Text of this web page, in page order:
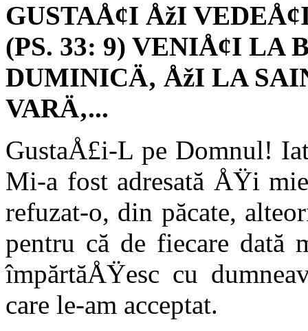
GUSTAÅ¢I ÅžI
(PS. 33: 9) VENIÅ¢I LA
DUMINICÄ‚ ÅžI LA
VARÄ‚...
GustaÅ£i-L pe Domnul!
Mi-a fost adresată ÅŸi
refuzat-o, din păcate,
pentru că de fiecare dată
împărtăÅŸesc cu
care le-am acceptat.